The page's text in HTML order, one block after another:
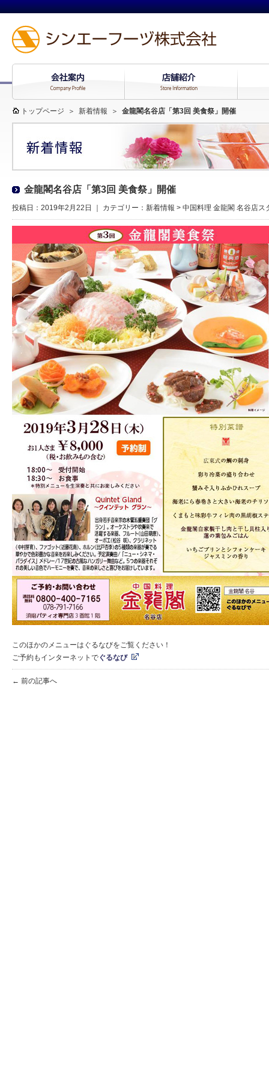
トップページ ＞ 新着情報 ＞ 金龍閣名谷店「第3回 美食祭」開催
金龍閣名谷店「第3回 美食祭」開催
投稿日：2019年2月22日 ｜ カテゴリー： 新着情報 > 中国料理 金龍閣 名谷店ス
このほかのメニューはぐるなびをご覧ください！
ご予約もインターネットで ぐるなび
← 前の記事へ